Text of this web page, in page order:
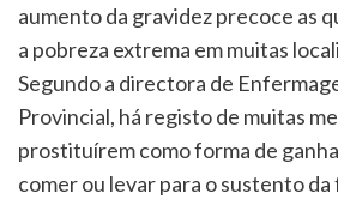
aumento da gravidez precoce as
a pobreza extrema em muitas
Segundo a directora de
Provincial, há registo de muitas
prostituírem como forma de
comer ou levar para o sustento da